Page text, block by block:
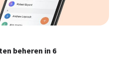
beheren in 6